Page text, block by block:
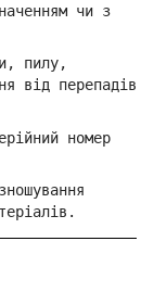
чи з
пилу,
від перепадів
номер